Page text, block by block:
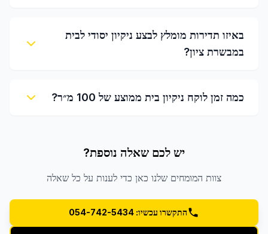
באיזו תדירות מומלץ לבצע ניקיון יסודי לבית
במבשרת ציון?
כמה זמן לוקח ניקיון בית ממוצע של 100 מ״ר?
יש לכם שאלה נוספת?
צוות המומחים שלנו כאן כדי לענות על כל שאלה
התקשרו עכשיו: 054-742-5434